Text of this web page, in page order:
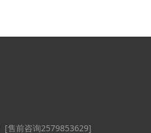
[售前咨询2579853629]